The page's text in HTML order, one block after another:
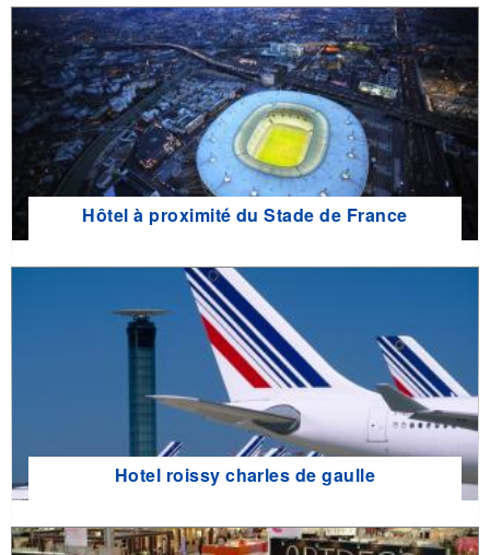
Hôtel à proximité du Stade de France
Hotel roissy charles de gaulle